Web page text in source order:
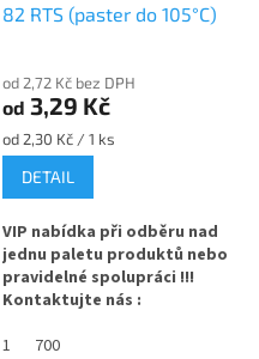
82 RTS (paster do 105°C)
od 2,72 Kč bez DPH
od 3,29 Kč
Měrná
cena:
od 2,30 Kč / 1 ks
DETAIL
VIP nabídka při odběru nad
jednu paletu produktů nebo
pravidelné spolupráci !!!
Kontaktujte nás :
1 700